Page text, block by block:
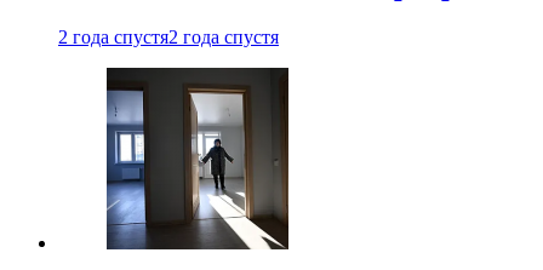
2 года спустя2 года спустя